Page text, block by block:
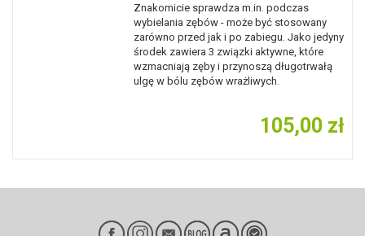
Znakomicie sprawdza m.in. podczas
wybielania zębów - może być stosowany
zarówno przed jak i po zabiegu. Jako jedyny
środek zawiera 3 związki aktywne, które
wzmacniają zęby i przynoszą długotrwałą
ulgę w bólu zębów wrażliwych.
105,00 zł